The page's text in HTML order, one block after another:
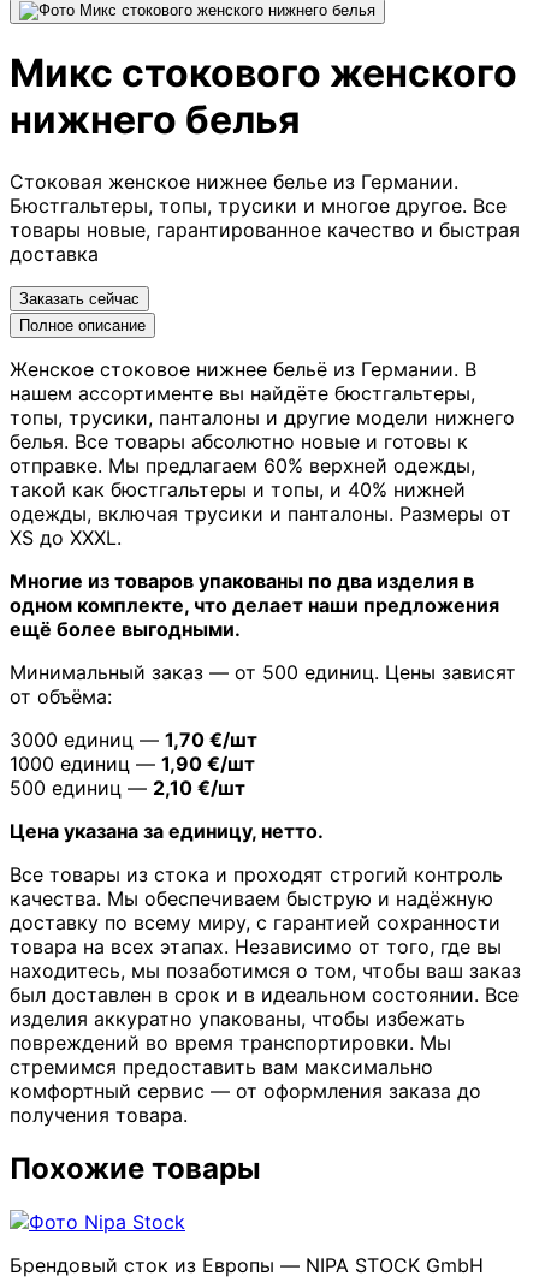
Микс стокового женского
нижнего белья
Стоковая женское нижнее белье из Германии.
Бюстгальтеры, топы, трусики и многое другое. Все
товары новые, гарантированное качество и быстрая
доставка
Заказать сейчас
Полное описание
Женское стоковое нижнее бельё из Германии. В
нашем ассортименте вы найдёте бюстгальтеры,
топы, трусики, панталоны и другие модели нижнего
белья. Все товары абсолютно новые и готовы к
отправке. Мы предлагаем 60% верхней одежды,
такой как бюстгальтеры и топы, и 40% нижней
одежды, включая трусики и панталоны. Размеры от
XS до XXXL.
Многие из товаров упакованы по два изделия в
одном комплекте, что делает наши предложения
ещё более выгодными.
Минимальный заказ — от 500 единиц. Цены зависят
от объёма:
3000 единиц — 1,70 €/шт
1000 единиц — 1,90 €/шт
500 единиц — 2,10 €/шт
Цена указана за единицу, нетто.
Все товары из стока и проходят строгий контроль
качества. Мы обеспечиваем быструю и надёжную
доставку по всему миру, с гарантией сохранности
товара на всех этапах. Независимо от того, где вы
находитесь, мы позаботимся о том, чтобы ваш заказ
был доставлен в срок и в идеальном состоянии. Все
изделия аккуратно упакованы, чтобы избежать
повреждений во время транспортировки. Мы
стремимся предоставить вам максимально
комфортный сервис — от оформления заказа до
получения товара.
Похожие товары
Брендовый сток из Европы — NIPA STOCK GmbH